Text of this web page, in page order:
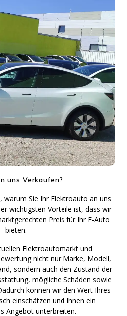
uns Verkaufen?
warum Sie Ihr Elektroauto an uns
wichtigsten Vorteile ist, dass wir
Preis für Ihr E-Auto
bieten.
Elektroautomarkt und
nicht nur Marke, Modell,
sondern auch den Zustand der
mögliche Schäden sowie
können wir den Wert Ihres
einschätzen und Ihnen ein
Angebot unterbreiten.